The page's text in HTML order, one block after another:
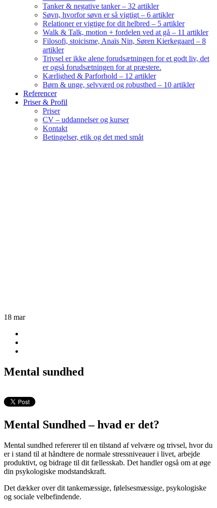
Tanker & negative tanker – 32 artikler
Søvn, hvorfor søvn er så vigtigt – 6 artikler
Relationer er vigtige for dit helbred – 5 artikler
Walk & Talk, motion + fordelen ved at gå – 11 artikler
Filosofi, stoicisme, Anaïs Nin, Søren Kierkegaard – 8
artikler
Trivsel er ikke alene forudsætningen for et godt liv, det
er også forudsætningen for at præstere.
Kærlighed & Parforhold – 12 artikler
Børn & unge, selvværd og robusthed – 10 artikler
Referencer
Priser & Profil
Priser
CV – uddannelser og kurser
Kontakt
Betingelser, etik og det med småt
18 mar
Mental sundhed
Mental Sundhed – hvad er det?
Mental sundhed refererer til en tilstand af velvære og trivsel, hvor du
er i stand til at håndtere de normale stressniveauer i livet, arbejde
produktivt, og bidrage til dit fællesskab. Det handler også om at øge
din psykologiske modstandskraft.
Det dækker over dit tankemæssige, følelsesmæssige, psykologiske
og sociale velbefindende.